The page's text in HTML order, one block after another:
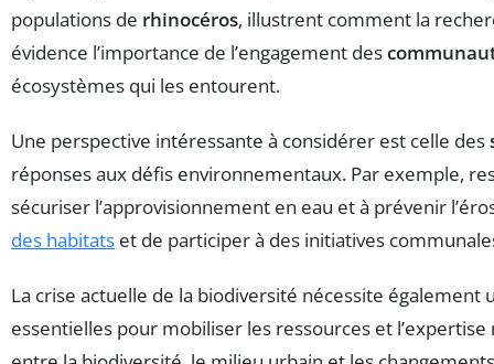
populations de rhinocéros, illustrent comment la
évidence l’importance de l’engagement des
écosystèmes qui les entourent.
Une perspective intéressante à considérer est celle des
réponses aux défis environnementaux. Par exemple,
sécuriser l’approvisionnement en eau et à prévenir
des habitats et de participer à des initiatives
La crise actuelle de la biodiversité nécessite
essentielles pour mobiliser les ressources et